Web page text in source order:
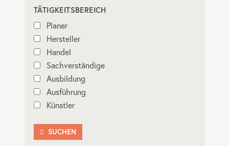
TÄTIGKEITSBEREICH
Planer
Hersteller
Handel
Sachverständige
Ausbildung
Ausführung
Künstler
 SUCHEN